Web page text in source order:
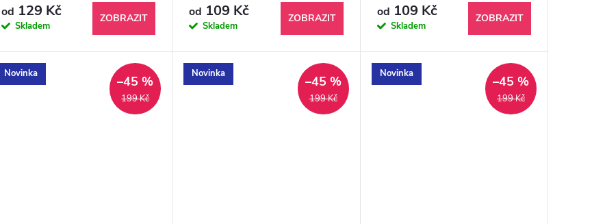
od 129 Kč
Skladem
ZOBRAZIT
od 109 Kč
Skladem
ZOBRAZIT
od 109 Kč
Skladem
ZOBRAZIT
Novinka
199 Kč
–45 % Novinka
199 Kč
–45 % Novinka
199 Kč
–45 %